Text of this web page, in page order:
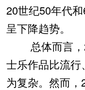
20世纪50年代
呈下降趋势。
总体而言，
士乐作品比流
为复杂。然而